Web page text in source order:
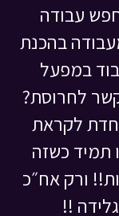
עבודה
בהכנת
במפעל
לחרוסת?
לקראת
כשזה
ורק אח״כ
!!